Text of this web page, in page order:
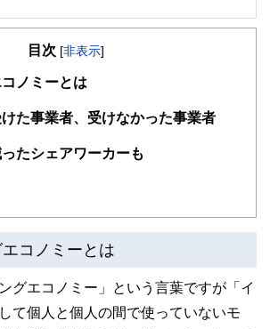
バティアカデミー講師
28年間経営。その実績から明治大学リバティアカデ
ク独立」の執筆活動をはじめ、副業・起業関連の
、「収入の多角化」こそほんとうの働き方改革だ
ます。
目次 [非表示]
ノミーとは
た事業者、受けなかった事業者
たシェアワーカーも
コノミーとは
グエコノミー」という言葉ですが「イ
て個人と個人の間で使っていないモ